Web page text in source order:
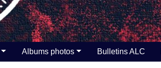
Albums photos Bulletins ALC